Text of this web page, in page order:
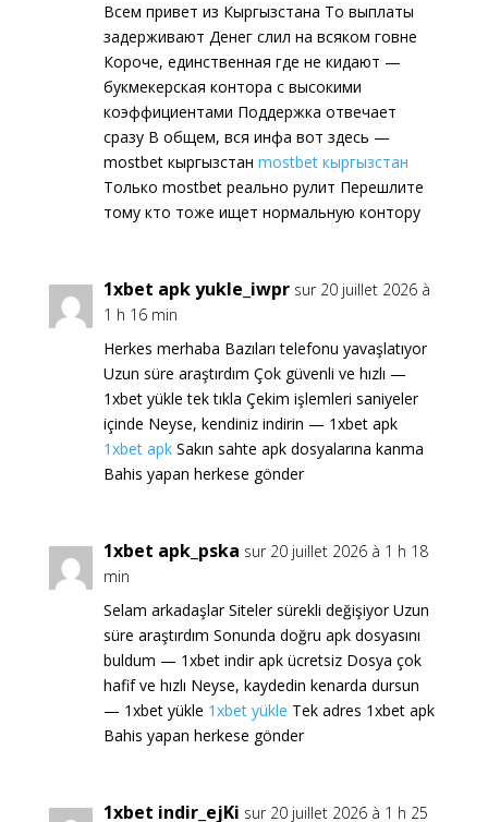
Всем привет из Кыргызстана То выплаты
задерживают Денег слил на всяком говне
Короче, единственная где не кидают —
букмекерская контора с высокими
коэффициентами Поддержка отвечает
сразу В общем, вся инфа вот здесь —
mostbet кыргызстан mostbet кыргызстан
Только mostbet реально рулит Перешлите
тому кто тоже ищет нормальную контору
1xbet apk yukle_iwpr sur 20 juillet 2026 à
1 h 16 min
Herkes merhaba Bazıları telefonu yavaşlatıyor
Uzun süre araştırdım Çok güvenli ve hızlı —
1xbet yükle tek tıkla Çekim işlemleri saniyeler
içinde Neyse, kendiniz indirin — 1xbet apk
1xbet apkSakın sahte apk dosyalarına kanma
Bahis yapan herkese gönder
1xbet apk_pska sur 20 juillet 2026 à 1 h 18
min
Selam arkadaşlar Siteler sürekli değişiyor Uzun
süre araştırdım Sonunda doğru apk dosyasını
buldum — 1xbet indir apk ücretsiz Dosya çok
hafif ve hızlı Neyse, kaydedin kenarda dursun
— 1xbet yükle 1xbet yükle Tek adres 1xbet apk
Bahis yapan herkese gönder
1xbet indir_ejKi sur 20 juillet 2026 à 1 h 25